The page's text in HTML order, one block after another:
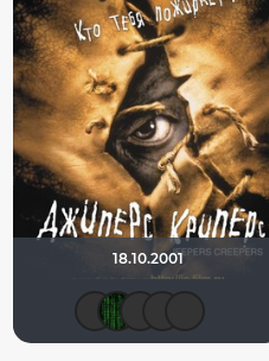
!!!Screamer!!!
18.10.2001
Валеpий